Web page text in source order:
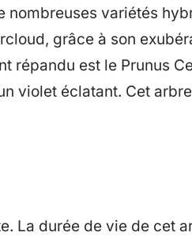
nombreuses variétés
grâce à son
répandu est le Prunus
violet éclatant. Cet
La durée de vie de cet